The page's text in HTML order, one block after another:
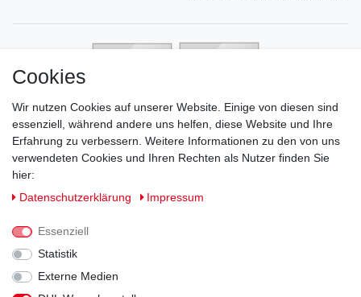
Cookies
Wir nutzen Cookies auf unserer Website. Einige von diesen sind
essenziell, während andere uns helfen, diese Website und Ihre
Erfahrung zu verbessern. Weitere Informationen zu den von uns
verwendeten Cookies und Ihren Rechten als Nutzer finden Sie
hier:
Daten­schutz­erklärung
Impressum
Essenziell
Statistik
Externe Medien